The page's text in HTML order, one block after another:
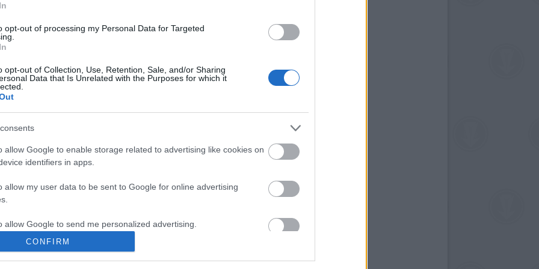
opt-out of processing my Personal Data for Targeted
opt-out of Collection, Use, Retention, Sale, and/or Sharing
Data that Is Unrelated with the Purposes for which it
allow Google to enable storage related to advertising like cookies on
identifiers in apps.
allow my user data to be sent to Google for online advertising
allow Google to send me personalized advertising.
allow Google to enable storage related to analytics like cookies on
CONFIRM
BÉRLETTEL A
HATÁRTALANUL
A FITOS DEZSŐ
DONGÓ A